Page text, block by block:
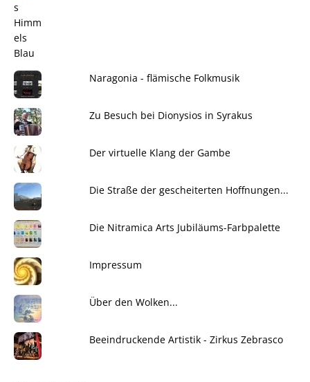
Naragonia - flämische Folkmusik
Zu Besuch bei Dionysios in Syrakus
Der virtuelle Klang der Gambe
Die Straße der gescheiterten Hoffnungen...
Die Nitramica Arts Jubiläums-Farbpalette
Impressum
Über den Wolken...
Beeindruckende Artistik - Zirkus Zebrasco